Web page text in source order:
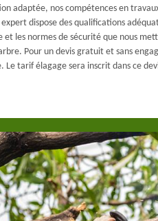
adaptée, nos compétences en
dispose des qualifications
et les normes de sécurité que nous
Pour un devis gratuit et sans
Le tarif élagage sera inscrit dans ce